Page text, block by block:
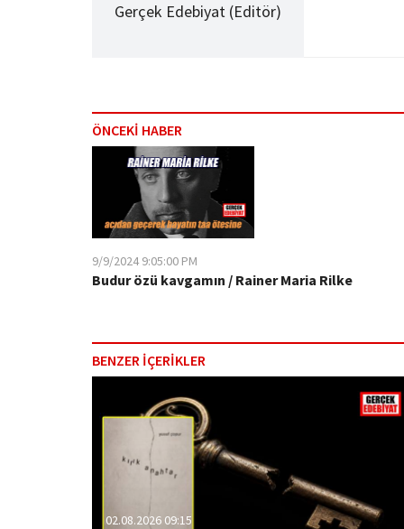
Gerçek Edebiyat (Editör)
ÖNCEKİ HABER
9/9/2024 9:05:00 PM
Budur özü kavgamın / Rainer Maria Rilke
BENZER İÇERİKLER
02.08.2026 09:15